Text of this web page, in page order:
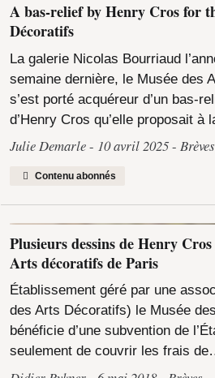
A bas-relief by Henry Cros for
Décoratifs
La galerie Nicolas Bourriaud
semaine dernière, le Musée des
s’est porté acquéreur d’un bas-
d’Henry Cros qu’elle proposait à
Julie Demarle 10 avril 2025 Brèves
Contenu abonnés
Plusieurs dessins de Henry
Arts décoratifs de Paris
Établissement géré par une
des Arts Décoratifs) le Musée
bénéficie d’une subvention de
seulement de couvrir les frais